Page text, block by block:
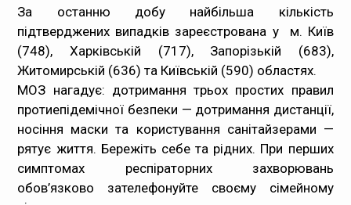
За останню добу найбільша кількість
підтверджених випадків зареєстрована у м. Київ
(748), Харківській (717), Запорізькій (683),
Житомирській (636) та Київській (590) областях.
МОЗ нагадує: дотримання трьох простих правил
протиепідемічної безпеки — дотримання дистанції,
носіння маски та користування санітайзерами —
рятує життя. Бережіть себе та рідних. При перших
симптомах респіраторних захворювань
обов’язково зателефонуйте своєму сімейному